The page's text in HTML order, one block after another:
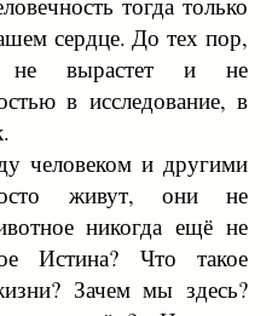
сердце. До тех пор,
не вырастет и не
в исследование, в
человеком и другими
живут, они не
никогда ещё не
Истина? Что такое
Зачем мы здесь?